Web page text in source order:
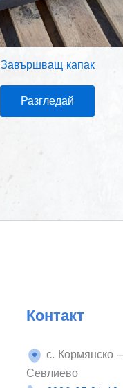
Завършващ капак
Разгледай
Контакт
с. Кормянско
Севлиево